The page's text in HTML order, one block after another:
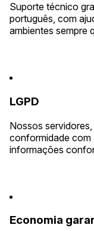
Suporte técnico
português, com
ambientes sempre
LGPD
Nossos
conformidade com
informações
Economia